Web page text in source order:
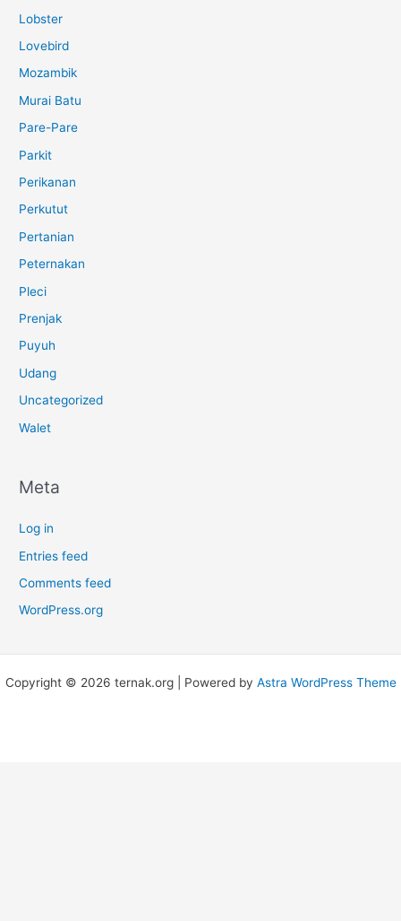
Lobster
Lovebird
Mozambik
Murai Batu
Pare-Pare
Parkit
Perikanan
Perkutut
Pertanian
Peternakan
Pleci
Prenjak
Puyuh
Udang
Uncategorized
Walet
Meta
Log in
Entries feed
Comments feed
WordPress.org
Copyright © 2026 ternak.org | Powered by Astra WordPress Theme